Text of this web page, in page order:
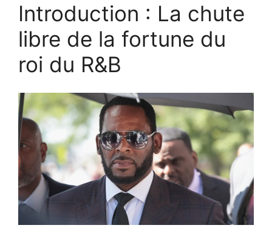
Introduction : La chute
libre de la fortune du
roi du R&B